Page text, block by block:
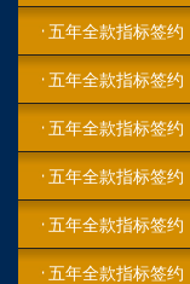
五年全款指标签约
五年全款指标签约
五年全款指标签约
五年全款指标签约
五年全款指标签约
五年全款指标签约